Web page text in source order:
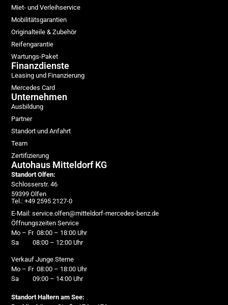
Miet- und Verleihservice
Mobilitätsgarantien
Originalteile & Zubehör
Reifengarantie
Wartungs-Paket
Finanzdienste
Leasing und Finanzierung
Mercedes Card
Unternehmen
Ausbildung
Partner
Standort und Anfahrt
Team
Zertifizierung
Autohaus Mitteldorf KG
Standort Olfen:
Schlosserstr. 46
59399 Olfen
Tel.: +49 2595 2127-0
E-Mail: service.olfen@mitteldorf-mercedes-benz.de
Öffnungszeiten Service
Mo – Fr 08:00 – 18:00 Uhr
Sa 08:00 – 12:00 Uhr
Verkauf Junge Sterne
Mo – Fr 08:00 – 18:00 Uhr
Sa 09:00 – 14:00 Uhr
Standort Haltern am See: